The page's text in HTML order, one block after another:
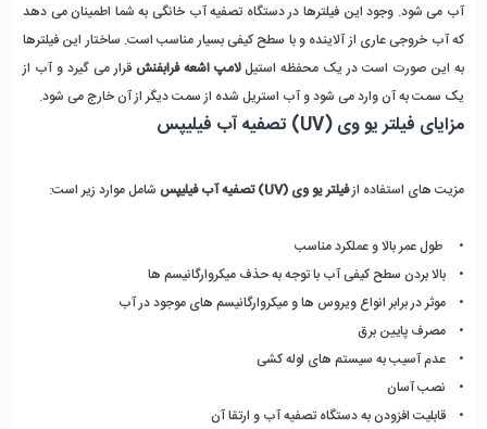
آب می شود. وجود این فیلترها در دستگاه تصفیه آب خانگی به شما اطمینان می دهد
که آب خروجی عاری از آلاینده و با سطح کیفی بسیار مناسب است. ساختار این فیلترها
به این صورت است در یک محفظه استیللامپ اشعه فرابفنش قرار می گیرد و آب از
یک سمت به آن وارد می شود و آب استریل شده از سمت دیگر از آن خارج می شود.
مزایای فیلتر یو وی (UV) تصفیه آب فیلیپس
مزیت های استفاده ازفیلتر یو وی (UV) تصفیه آب فیلیپس شامل موارد زیر است:
• طول عمر بالا و عملکرد مناسب
• بالا بردن سطح کیفی آب با توجه به حذف میکروارگانیسم ها
• موثر در برابر انواع ویروس ها و میکروارگانیسم های موجود در آب
• مصرف پایین برق
• عدم آسیب به سیستم های لوله کشی
• نصب آسان
• قابلیت افزودن به دستگاه تصفیه آب و ارتقا آن